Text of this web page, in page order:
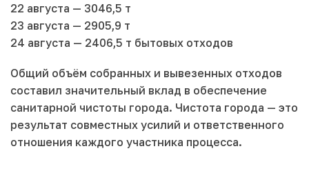
22 августа — 3046,5 т
23 августа — 2905,9 т
24 августа — 2406,5 т бытовых отходов
Общий объём собранных и вывезенных отходов
составил значительный вклад в обеспечение
санитарной чистоты города. Чистота города — это
результат совместных усилий и ответственного
отношения каждого участника процесса.